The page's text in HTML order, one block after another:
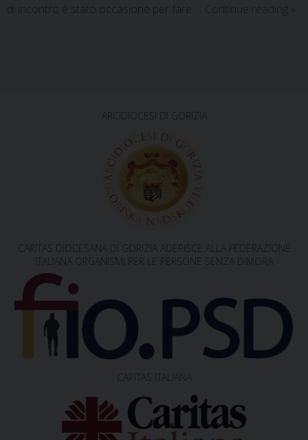
di incontro è stato occasione per fare … Continue reading »
ARCIDIOCESI DI GORIZIA
CARITAS DIOCESANA DI GORIZIA ADERISCE ALLA FEDERAZIONE
ITALIANA ORGANISMI PER LE PERSONE SENZA DIMORA
CARITAS ITALIANA